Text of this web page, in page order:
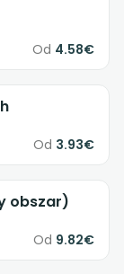
Od 4.58€
Od 3.93€
obszar)
Od 9.82€